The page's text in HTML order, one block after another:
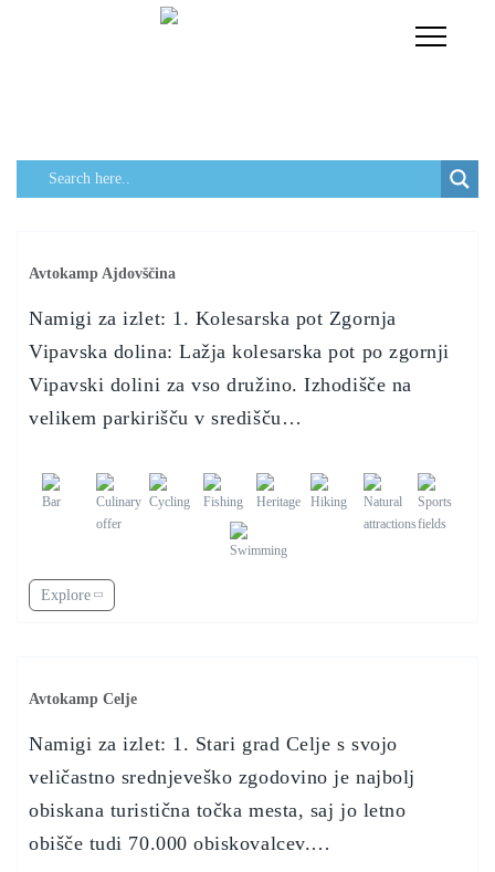
Toggle
Avtokamp Ajdovščina
Namigi za izlet: 1. Kolesarska pot Zgornja
Vipavska dolina: Lažja kolesarska pot po zgornji
Vipavski dolini za vso družino. Izhodišče na
velikem parkirišču v središču…
Explore
Avtokamp Celje
Namigi za izlet: 1. Stari grad Celje s svojo
veličastno srednjeveško zgodovino je najbolj
obiskana turistična točka mesta, saj jo letno
obišče tudi 70.000 obiskovalcev.…